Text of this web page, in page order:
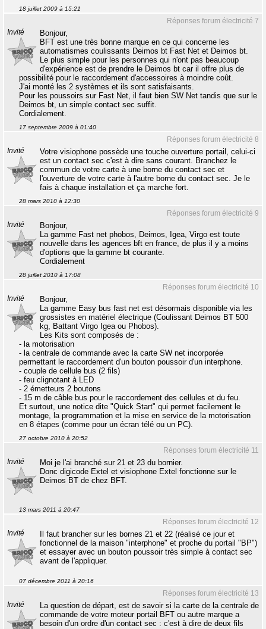
18 juillet 2009 à 15:21
Réponses forum électricité 7
Invité
Bonjour,
BFT est une très bonne marque en ce qui concerne les
automatismes coulissants Deimos bt Fast Net et Deimos bt.
Le plus simple pour les personnes qui n'ont pas beaucoup
d'expérience est de prendre le Deimos bt car il offre plus de
possibilité pour le raccordement d'accessoires à moindre coût.
J'ai monté les 2 systèmes et ils sont satisfaisants.
Pour les poussoirs sur Fast Net, il faut bien SW Net tandis que sur le
Deimos bt, un simple contact sec suffit.
Cordialement.
17 septembre 2009 à 01:40
Réponses forum électricité 8
Invité
Votre visiophone possède une touche ouverture portail, celui-ci
est un contact sec c'est à dire sans courant. Branchez le
commun de votre carte à une borne du contact sec et
l'ouverture de votre carte à l'autre borne du contact sec. Je le
fais à chaque installation et ça marche fort.
28 mars 2010 à 12:30
Réponses forum électricité 9
Invité
Bonjour,
La gamme Fast net phobos, Deimos, Igea, Virgo est toute
nouvelle dans les agences bft en france, de plus il y a moins
d'options que la gamme bt courante.
Cordialement
28 juillet 2010 à 17:08
Réponses forum électricité 10
Invité
Bonjour,
La gamme Easy bus fast net est désormais disponible via les
grossistes en matériel électrique (Coulissant Deimos BT 500
kg, Battant Virgo Igea ou Phobos).
Les Kits sont composés de :
- la motorisation
- la centrale de commande avec la carte SW net incorporée
permettant le raccordement d'un bouton poussoir d'un interphone.
- couple de cellule bus (2 fils)
- feu clignotant à LED
- 2 émetteurs 2 boutons
- 15 m de câble bus pour le raccordement des cellules et du feu.
Et surtout, une notice dite "Quick Start" qui permet facilement le
montage, la programmation et la mise en service de la motorisation
en 8 étapes (comme pour un écran télé ou un PC).
27 octobre 2010 à 20:52
Réponses forum électricité 11
Invité
Moi je l'ai branché sur 21 et 23 du bornier.
Donc digicode Extel et visiophone Extel fonctionne sur le
Deimos BT de chez BFT.
13 mars 2011 à 20:47
Réponses forum électricité 12
Invité
Il faut brancher sur les bornes 21 et 22 (réalisé ce jour et
fonctionnel de la maison "interphone" et proche du portail "BP")
et essayer avec un bouton poussoir très simple à contact sec
avant de l'appliquer.
07 décembre 2011 à 20:16
Réponses forum électricité 13
Invité
La question de départ, est de savoir si la carte de la centrale de
commande de votre moteur portail BFT ou autre marque a
besoin d'un ordre d'un contact sec : c'est à dire de deux fils